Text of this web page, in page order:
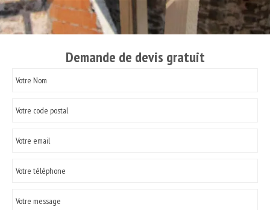
Demande de devis gratuit